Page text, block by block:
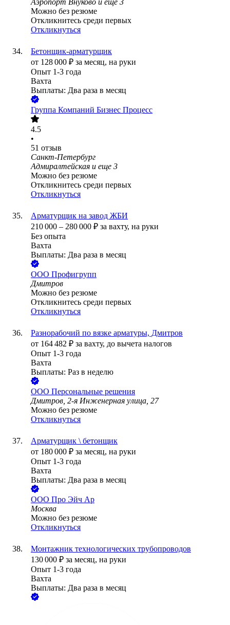
Аэропорт Внуково и еще 3
Можно без резюме
Откликнитесь среди первых
Откликнуться
Бетонщик-арматурщик
от 128 000 ₽ за месяц, на руки
Опыт 1-3 года
Вахта
Выплаты: Два раза в месяц
Группа Компаний Бизнес Процесс
4.5
•
51 отзыв
Санкт-Петербург
Адмиралтейская и еще 3
Можно без резюме
Откликнитесь среди первых
Откликнуться
Арматурщик на завод ЖБИ
210 000 – 280 000 ₽ за вахту, на руки
Без опыта
Вахта
Выплаты: Два раза в месяц
ООО Профигрупп
Дмитров
Можно без резюме
Откликнитесь среди первых
Откликнуться
Разнорабочий по вязке арматуры, Дмитров
от 164 482 ₽ за вахту, до вычета налогов
Опыт 1-3 года
Вахта
Выплаты: Раз в неделю
ООО Персональные решения
Дмитров, 2-я Инженерная улица, 27
Можно без резюме
Откликнуться
Арматурщик \ бетонщик
от 180 000 ₽ за месяц, на руки
Опыт 1-3 года
Вахта
Выплаты: Два раза в месяц
ООО Про Эйч Ар
Москва
Можно без резюме
Откликнуться
Монтажник технологических трубопроводов
130 000 ₽ за месяц, на руки
Опыт 1-3 года
Вахта
Выплаты: Два раза в месяц